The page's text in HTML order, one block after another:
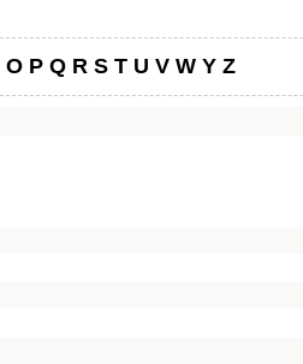
O P Q R S T U V W Y Z